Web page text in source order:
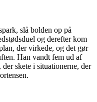
slå bolden op på
og derefter kom
der virkede, og det gør
Han vandt fem ud af
skete i situationerne, der